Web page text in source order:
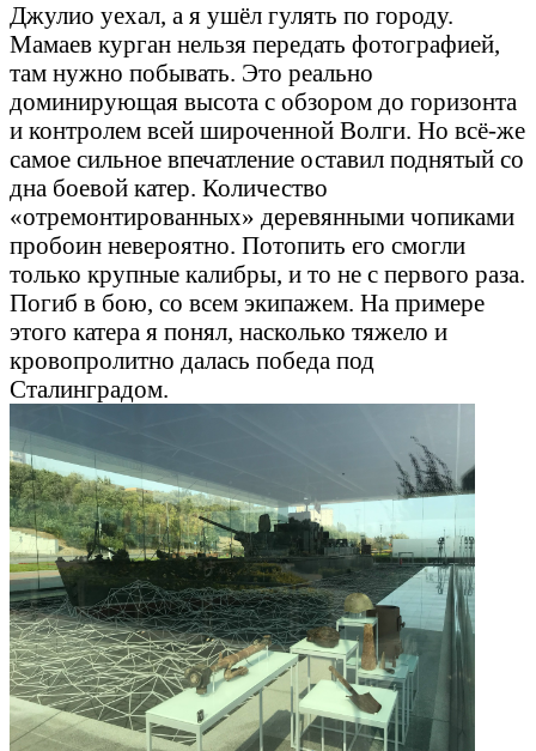
Джулио уехал, а я ушёл гулять по городу.
Мамаев курган нельзя передать фотографией,
там нужно побывать. Это реально
доминирующая высота с обзором до горизонта
и контролем всей широченной Волги. Но всё-же
самое сильное впечатление оставил поднятый со
дна боевой катер. Количество
«отремонтированных» деревянными чопиками
пробоин невероятно. Потопить его смогли
только крупные калибры, и то не с первого раза.
Погиб в бою, со всем экипажем. На примере
этого катера я понял, насколько тяжело и
кровопролитно далась победа под
Сталинградом.